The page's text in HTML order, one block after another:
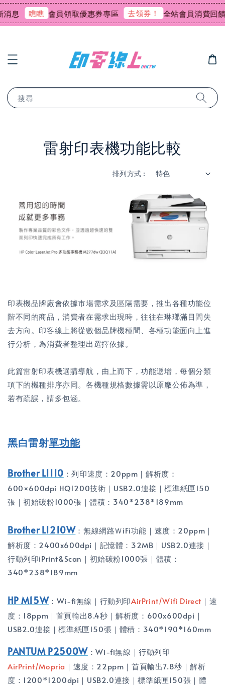
瞧瞧 會員領取優惠券專區 去領券！ 全站會員消費回饋
搜尋
雷射印表機功能比較
排列方式 :
印表機品牌廠會依據市場需求及區隔需要，推出各種功能位
階不同的商品，消費者在需求出現時，往往在琳瑯滿目間失
去方向。印客線上將從數個品牌機種間、各種功能面向上進
行分析，為消費者整理出選擇依據。
此篇雷射印表機選購導航，由上而下，功能遞增，每個分類
項下的機種排序亦同。各機種規格數據需以原廠公佈為準，
若有疏誤，請多包涵。
黑白雷射單功能
Brother L1110 ：列印速度：20ppm｜解析度：
600×600dpi HQ1200技術｜USB2.0連接｜標準紙匣150
張｜初始碳粉1000張｜體積：340*238*189mm
Brother L1210W：無線網路ＷiFi功能｜速度：20ppm｜
解析度：2400x600dpi｜記憶體：32MB｜USB2.0連接｜
行動列印iPrint&Scan｜初始碳粉1000張｜體積：
340*238*189mm
HP M15W：Wi-fi無線｜行動列印AirPrint/Wifi Direct ｜速
度：18ppm｜首頁輸出8.4秒｜解析度：600x600dpi｜
USB2.0連接｜標準紙匣150張｜體積：340*190*160mm
PANTUM P2500W：Wi-fi無線｜行動列印
AirPrint/Mopria ｜速度：22ppm｜首頁輸出7.8秒｜解析
度：1200*1200dpi｜USB2.0連接｜標準紙匣150張｜體